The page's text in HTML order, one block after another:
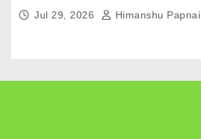
Jul 29, 2026 Himanshu Papnai